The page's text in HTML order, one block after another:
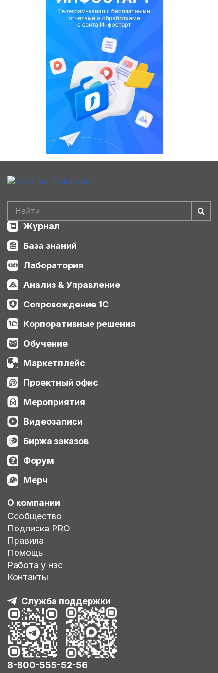
Журнал
База знаний
Лаборатория
Анализ & Управление
Сопровождение 1С
Корпоративные решения
Обучение
Маркетплейс
Проектный офис
Мероприятия
Видеозаписи
Биржа заказов
Форум
Мерч
О компании
Сообщество
Подписка PRO
Правила
Помощь
Работа у нас
Контакты
Служба поддержки
8-800-555-52-56